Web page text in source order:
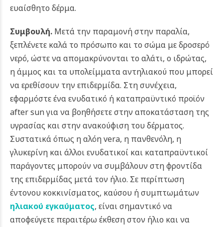
ευαίσθητο δέρμα.
Συμβουλή. Μετά την παραμονή στην παραλία,
ξεπλένετε καλά το πρόσωπο και το σώμα με δροσερό
νερό, ώστε να απομακρύνονται το αλάτι, ο ιδρώτας,
η άμμος και τα υπολείμματα αντηλιακού που μπορεί
να ερεθίσουν την επιδερμίδα. Στη συνέχεια,
εφαρμόστε ένα ενυδατικό ή καταπραϋντικό προϊόν
after sun για να βοηθήσετε στην αποκατάσταση της
υγρασίας και στην ανακούφιση του δέρματος.
Συστατικά όπως η αλόη vera, η πανθενόλη, η
γλυκερίνη και άλλοι ενυδατικοί και καταπραϋντικοί
παράγοντες μπορούν να συμβάλουν στη φροντίδα
της επιδερμίδας μετά τον ήλιο. Σε περίπτωση
έντονου κοκκινίσματος, καύσου ή συμπτωμάτων
ηλιακού εγκαύματος, είναι σημαντικό να
αποφεύγετε περαιτέρω έκθεση στον ήλιο και να